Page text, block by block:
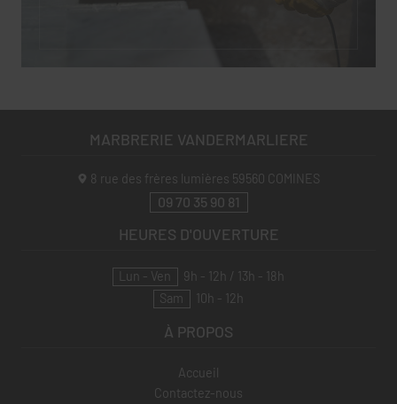
MARBRERIE VANDERMARLIERE
8 rue des frères lumières 59560 COMINES
09 70 35 90 81
HEURES D'OUVERTURE
Lun - Ven
9h - 12h / 13h - 18h
Sam
10h - 12h
À PROPOS
Accueil
Contactez-nous